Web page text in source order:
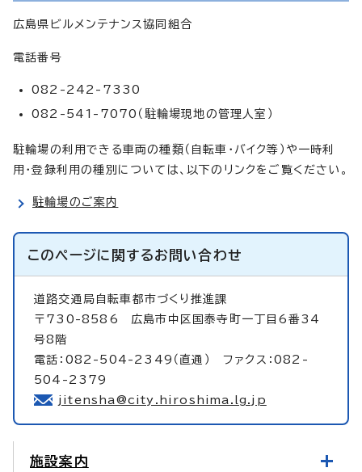
広島県ビルメンテナンス協同組合
電話番号
082-242-7330
082-541-7070（駐輪場現地の管理人室）
駐輪場の利用できる車両の種類（自転車・バイク等）や一時利
用・登録利用の種別については、以下のリンクをご覧ください。
駐輪場のご案内
このページに関するお問い合わせ
道路交通局自転車都市づくり推進課
〒730-8586 広島市中区国泰寺町一丁目6番34
号8階
電話：082-504-2349（直通） ファクス：082-
504-2379
jitensha@city.hiroshima.lg.jp
施設案内